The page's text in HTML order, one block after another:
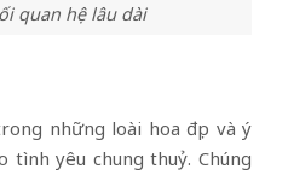
quan hệ lâu dài
những loài hoa đẹp và ý
yêu chung thuỷ. Chúng